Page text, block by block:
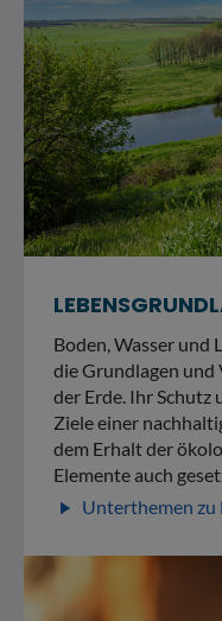
Boden, Wasser
die Grundlagen und
der Erde. Ihr
Ziele einer
dem Erhalt der
Elemente auch
play_arrow Unterthemen zu